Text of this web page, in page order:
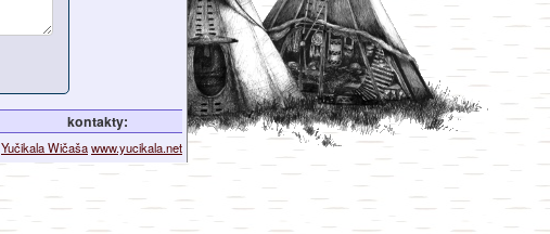
kontakty:
Yučikala Wičašawww.yucikala.net